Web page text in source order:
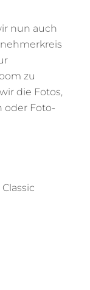
nun auch
zu
die Fotos,
oder Foto-